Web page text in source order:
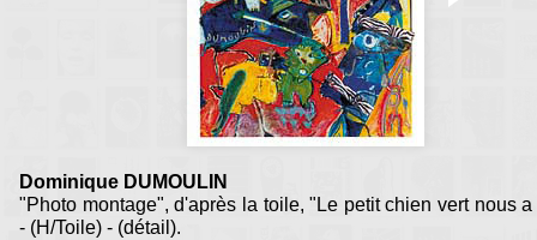
Dominique DUMOULIN
"Photo montage", d'après la toile, "Le petit chien vert nous a
- (H/Toile) - (détail).